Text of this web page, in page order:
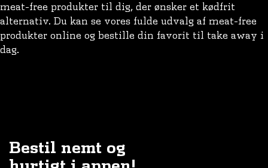
meat-free produkter til dig, der ønsker et kødfrit
alternativ. Du kan se vores fulde udvalg af meat-free
produkter online og bestille din favorit til take away i
dag.
Bestil nemt og